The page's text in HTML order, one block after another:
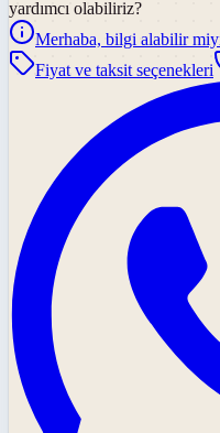
yardımcı olabiliriz?
Merhaba, bilgi alabilir
Fiyat ve taksit seçenekleri